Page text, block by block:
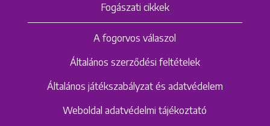
Fogászati cikkek
A fogorvos válaszol
Általános szerződési feltételek
Általános játékszabályzat és adatvédelem
Weboldal adatvédelmi tájékoztató